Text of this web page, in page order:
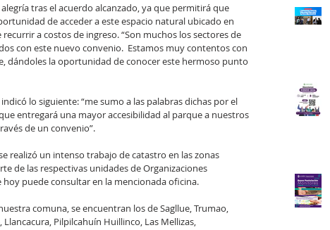
tras el acuerdo alcanzado, ya que permitirá que
de acceder a este espacio natural ubicado en
a costos de ingreso. “Son muchos los sectores de
con este nuevo convenio.  Estamos muy contentos con
dándoles la oportunidad de conocer este hermoso punto
lo siguiente: “me sumo a las palabras dichas por el
entregará una mayor accesibilidad al parque a nuestros
de un convenio”.
realizó un intenso trabajo de catastro en las zonas
de las respectivas unidades de Organizaciones
puede consultar en la mencionada oficina.
comuna, se encuentran los de Sagllue, Trumao,
Pilpilcahuín Huillinco, Las Mellizas,